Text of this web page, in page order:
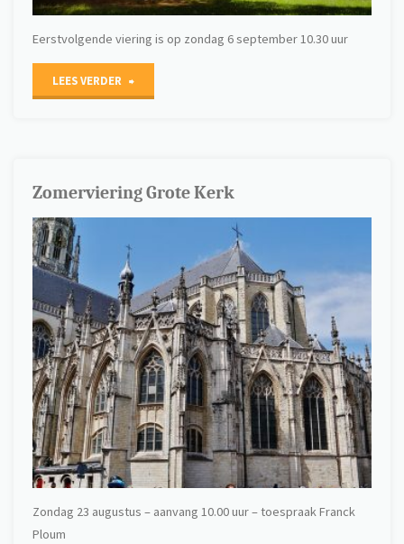
Eerstvolgende viering is op zondag 6 september 10.30 uur
LEES VERDER "Zomerstop"
Zomerviering Grote Kerk
Zondag 23 augustus – aanvang 10.00 uur – toespraak Franck
Ploum